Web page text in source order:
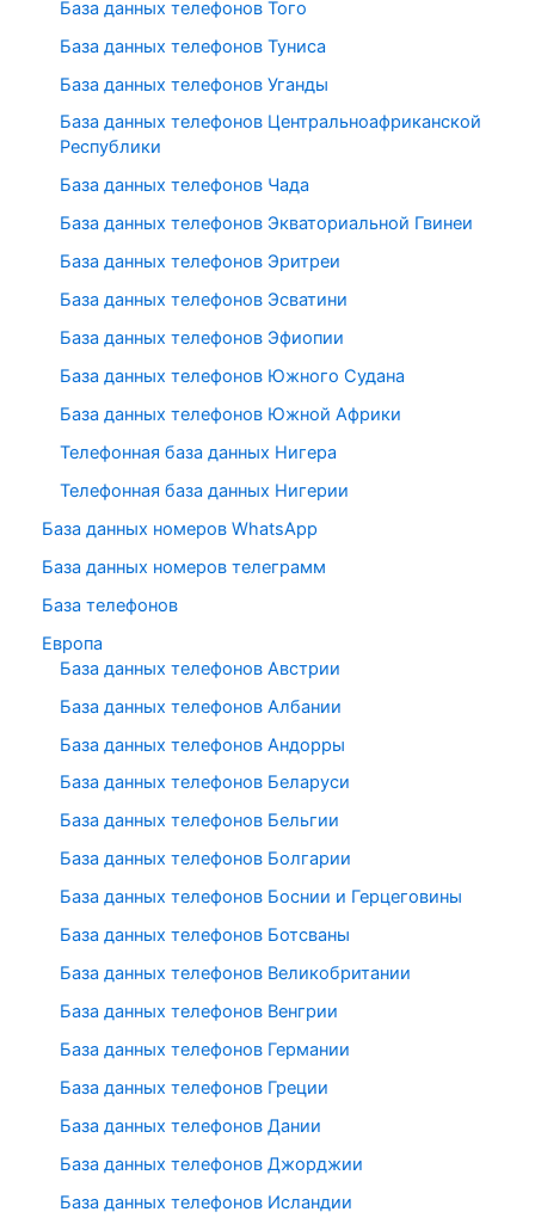
База данных телефонов Того
База данных телефонов Туниса
База данных телефонов Уганды
База данных телефонов Центральноафриканской
Республики
База данных телефонов Чада
База данных телефонов Экваториальной Гвинеи
База данных телефонов Эритреи
База данных телефонов Эсватини
База данных телефонов Эфиопии
База данных телефонов Южного Судана
База данных телефонов Южной Африки
Телефонная база данных Нигера
Телефонная база данных Нигерии
База данных номеров WhatsApp
База данных номеров телеграмм
База телефонов
Европа
База данных телефонов Австрии
База данных телефонов Албании
База данных телефонов Андорры
База данных телефонов Беларуси
База данных телефонов Бельгии
База данных телефонов Болгарии
База данных телефонов Боснии и Герцеговины
База данных телефонов Ботсваны
База данных телефонов Великобритании
База данных телефонов Венгрии
База данных телефонов Германии
База данных телефонов Греции
База данных телефонов Дании
База данных телефонов Джорджии
База данных телефонов Исландии